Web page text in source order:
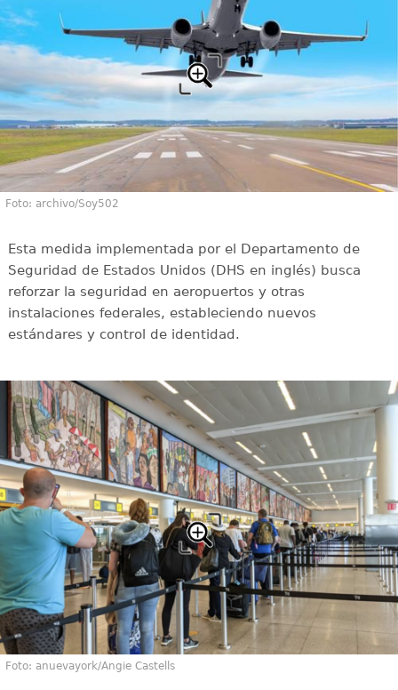
Foto: archivo/Soy502
Esta medida implementada por el Departamento de
Seguridad de Estados Unidos (DHS en inglés) busca
reforzar la seguridad en aeropuertos y otras
instalaciones federales, estableciendo nuevos
estándares y control de identidad.
Foto: anuevayork/Angie Castells